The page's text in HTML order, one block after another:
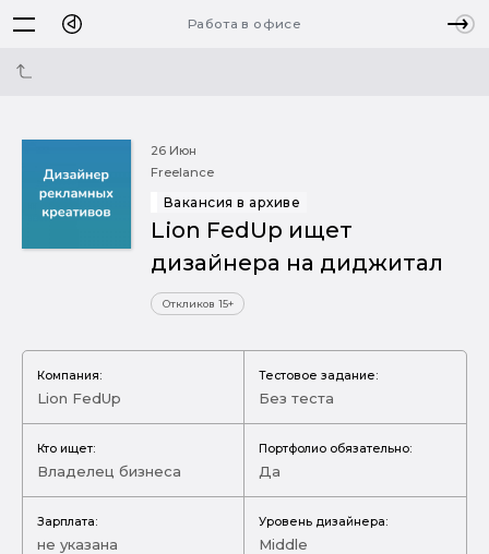
Работа в офисе
26 Июн
Freelance
Вакансия в архиве
Lion FedUp ищет
дизайнера на диджитал
Откликов 15+
Компания:
Lion FedUp
Тестовое задание:
Без теста
Кто ищет:
Владелец бизнеса
Портфолио обязательно:
Да
Зарплата:
не указана
Уровень дизайнера:
Middle